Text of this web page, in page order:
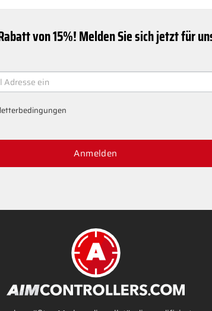
von 15%! Melden Sie sich jetzt für
Anmelden